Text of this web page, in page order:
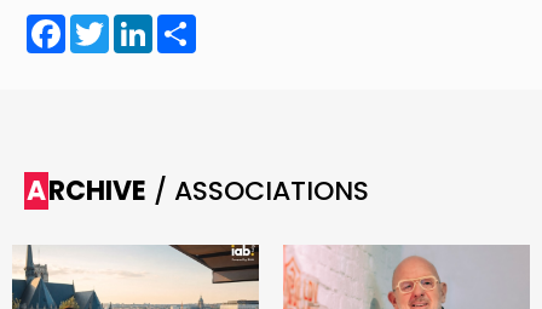
Facebook
TwitterLinkedIn
ARCHIVE / ASSOCIATIONS